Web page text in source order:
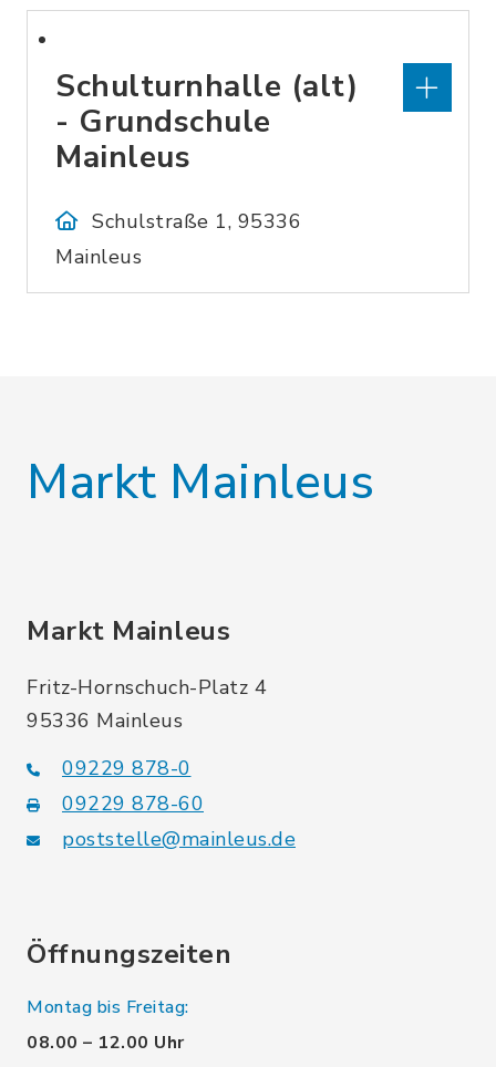
Schulturnhalle (alt)
- Grundschule
Mainleus
Schulstraße 1, 95336
Mainleus
Markt Mainleus
Markt Mainleus
Fritz-Hornschuch-Platz 4
95336 Mainleus
09229 878-0
09229 878-60
poststelle@mainleus.de
Öffnungszeiten
Montag bis Freitag:
08.00 – 12.00 Uhr